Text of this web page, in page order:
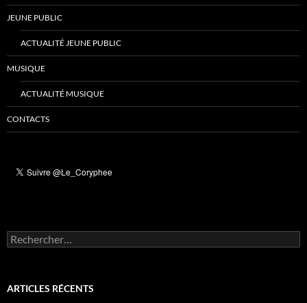
JEUNE PUBLIC
ACTUALITÉ JEUNE PUBLIC
MUSIQUE
ACTUALITÉ MUSIQUE
CONTACTS
Rechercher :
ARTICLES RÉCENTS